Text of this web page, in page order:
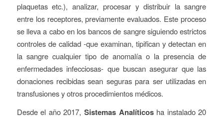
plaquetas etc.), analizar, procesar y distribuir la sangre
entre los receptores, previamente evaluados. Este proceso
se lleva a cabo en los bancos de sangre siguiendo estrictos
controles de calidad -que examinan, tipifican y detectan en
la sangre cualquier tipo de anomalía o la presencia de
enfermedades infecciosas- que buscan asegurar que las
donaciones recibidas sean seguras para ser utilizadas en
transfusiones y otros procedimientos médicos.
Desde el año 2017, Sistemas Analíticosha instalado 20